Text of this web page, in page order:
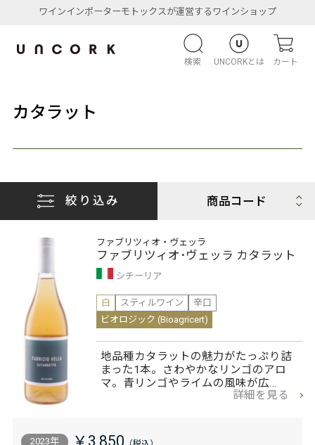
ワインインポーターモトックスが運営するワインショップ
検索 UNCORKとは カート
カタラット
絞り込み
ファブリツィオ・ヴェッラ
ファブリツィオ･ヴェッラ カタラット
シチーリア
白
スティルワイン
辛口
ビオロジック (Bioagricert)
地品種カタラットの魅力がたっぷり詰
まった1本。さわやかなリンゴのアロ
マ。青リンゴやライムの風味が広…
詳細を見る
2023年